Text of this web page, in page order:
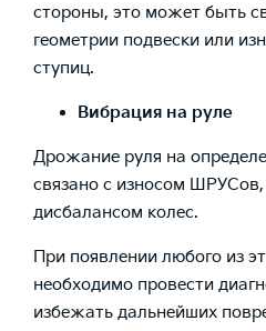
стороны, это может быть
геометрии подвески или
ступиц.
Вибрация на руле
Дрожание руля на
связано с износом
дисбалансом колес.
При появлении любого из
необходимо провести
избежать дальнейших